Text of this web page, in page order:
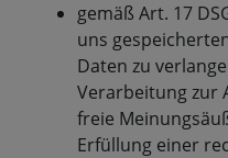
gemäß Art. 17
uns
Daten zu
Verarbeitung zur
freie
Erfüllung einer